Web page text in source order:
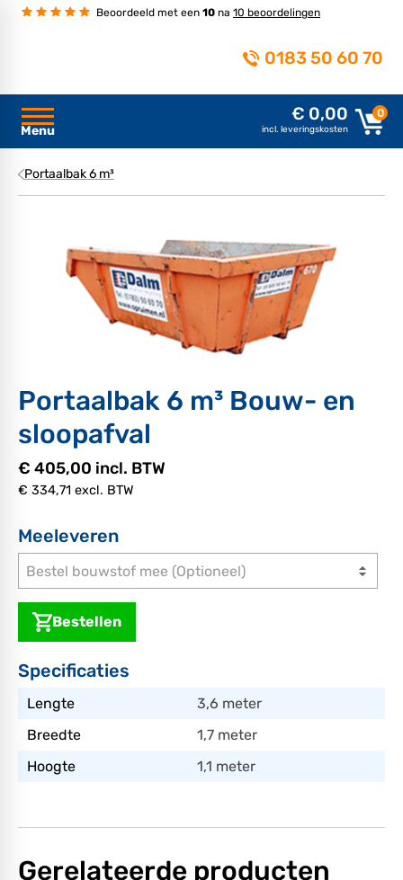
Beoordeeld met een 10 na 10 beoordelingen
0183 50 60 70
Menu
€ 0,00
incl. leveringskosten
0
Portaalbak 6 m³
Portaalbak 6 m³ Bouw- en
sloopafval
€ 405,00 incl. BTW
€ 334,71 excl. BTW
Meeleveren
Bestel bouwstof mee (Optioneel)
Bestellen
Specificaties
Lengte
3,6 meter
Breedte
1,7 meter
Hoogte
1,1 meter
Gerelateerde producten